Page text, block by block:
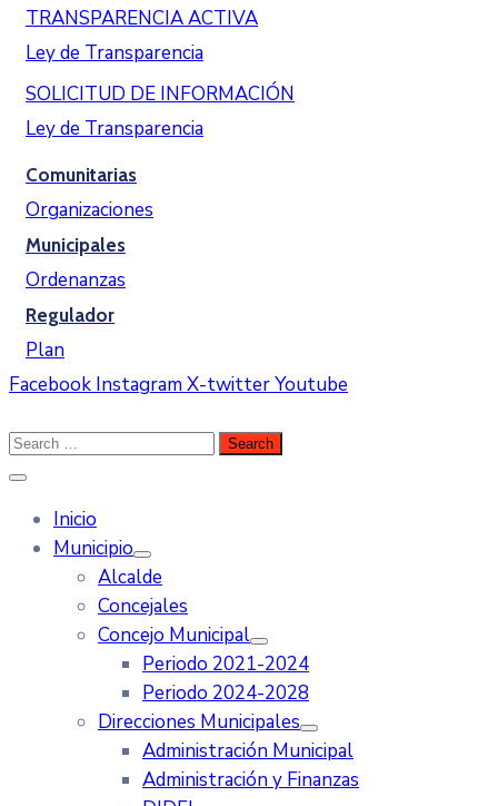
TRANSPARENCIA ACTIVA
Ley de Transparencia
SOLICITUD DE INFORMACIÓN
Ley de Transparencia
Comunitarias
Organizaciones
Municipales
Ordenanzas
Regulador
Plan
Facebook InstagramX-twitterYoutube
Inicio
Municipio
Alcalde
Concejales
Concejo Municipal
Periodo 2021-2024
Periodo 2024-2028
Direcciones Municipales
Administración Municipal
Administración y Finanzas